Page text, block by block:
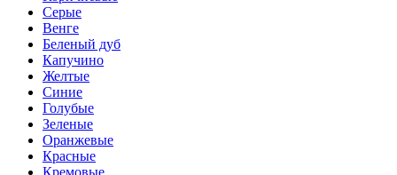
Серые
Венге
Беленый дуб
Капучино
Желтые
Синие
Голубые
Зеленые
Оранжевые
Красные
Кремовые